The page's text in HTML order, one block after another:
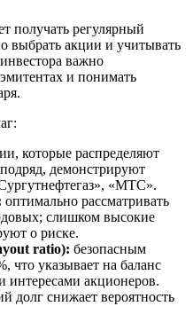
получать регулярный
выбрать акции и учитывать
важно
и понимать
которые распределяют
демонстрируют
«МТС».
оптимально рассматривать
слишком высокие
о риске.
ratio): безопасным
что указывает на баланс
интересами акционеров.
долг снижает вероятность